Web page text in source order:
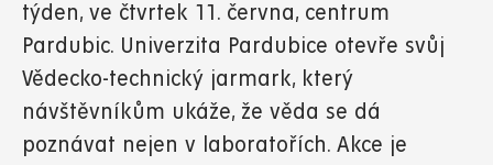
týden, ve čtvrtek 11. června, centrum
Pardubic. Univerzita Pardubice otevře svůj
Vědecko-technický jarmark, který
návštěvníkům ukáže, že věda se dá
poznávat nejen v laboratořích. Akce je